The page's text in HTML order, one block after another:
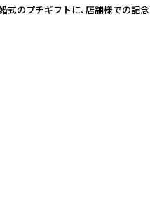
プチギフトに、店舗様での